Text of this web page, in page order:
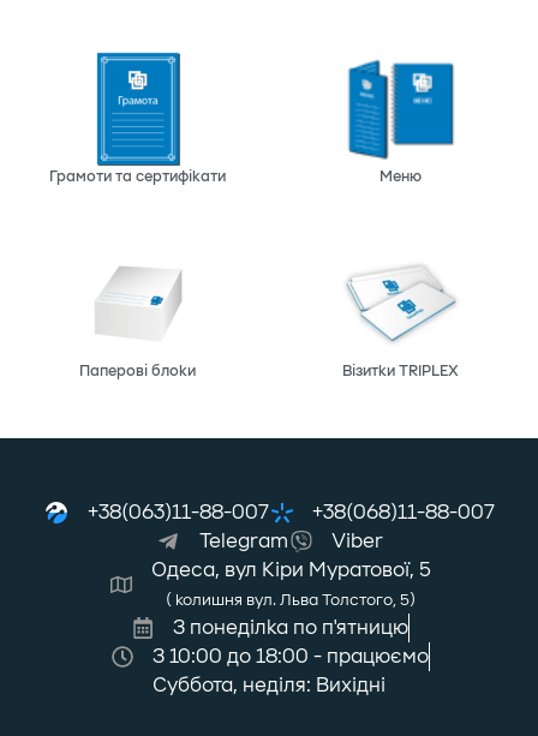
Грамоти та сертифікати Меню
Паперові блоки Візитки TRIPLEX
+38(063)11-88-007
+38(068)11-88-007
Telegram
Viber
Одеса, вул Кіри Муратової, 5
( колишня вул. Льва Толстого, 5)
З понеділка по п'ятницю
З 10:00 до 18:00 - працюємо
Суббота, неділя: Вихідні